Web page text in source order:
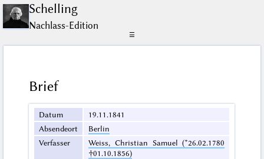
Schelling
Nachlass-Edition
☰
Brief
Datum
19.11.1841
Absendeort
Berlin
Verfasser
Weiss, Christian Samuel (*26.02.1780
†01.10.1856)